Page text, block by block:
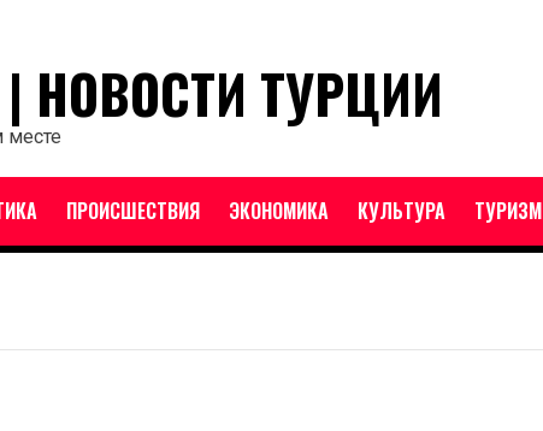
| НОВОСТИ ТУРЦИИ
месте
ПРОИСШЕСТВИЯ ЭКОНОМИКА КУЛЬТУРА ТУРИЗМ